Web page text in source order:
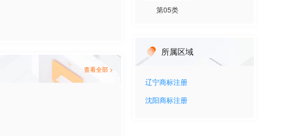
查看全部 >
第05类
所属区域
辽宁商标注册
沈阳商标注册